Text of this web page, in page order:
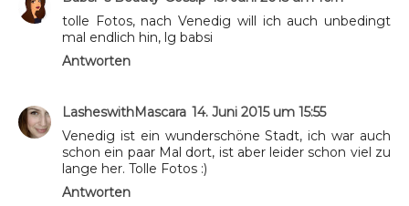
tolle Fotos, nach Venedig will ich auch unbedingt
mal endlich hin, lg babsi
Antworten
LasheswithMascara 14. Juni 2015 um 15:55
Venedig ist ein wunderschöne Stadt, ich war auch
schon ein paar Mal dort, ist aber leider schon viel zu
lange her. Tolle Fotos :)
Antworten